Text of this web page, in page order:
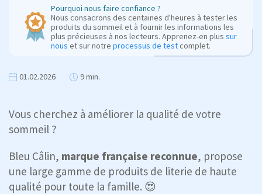
Pourquoi nous faire confiance ?
Nous consacrons des centaines d'heures à tester les
produits du sommeil et à fournir les informations les
plus précieuses à nos lecteurs. Apprenez-en plus sur
nous et sur notre processus de testcomplet.
01.02.2026 9 min.
Vous cherchez à améliorer la qualité de votre
sommeil ?
Bleu Câlin, marque française reconnue, propose
une large gamme de produits de literie de haute
qualité pour toute la famille. 😍